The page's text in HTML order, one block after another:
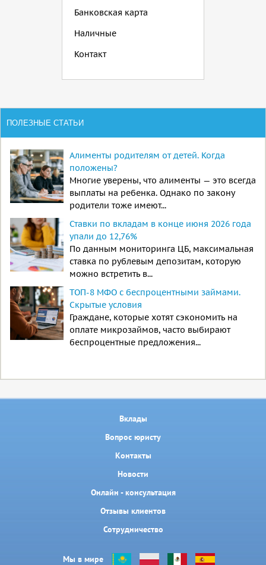
Банковская карта
Наличные
Контакт
ПОЛЕЗНЫЕ СТАТЬИ
Алименты родителям от детей. Когда
положены?
Многие уверены, что алименты — это всегда
выплаты на ребенка. Однако по закону
родители тоже имеют...
Ставки по вкладам в конце июня 2026 года
упали до 12,76%
По данным мониторинга ЦБ, максимальная
ставка по рублевым депозитам, которую
можно встретить в...
ТОП-8 МФО с беспроцентными займами.
Скрытые условия
Граждане, которые хотят сэкономить на
оплате микрозаймов, часто выбирают
беспроцентные предложения...
Вклады
Вопрос юристу
Контакты
Новости
Онлайн - консультация
Отзывы клиентов
Сотрудничество
Мы в мире